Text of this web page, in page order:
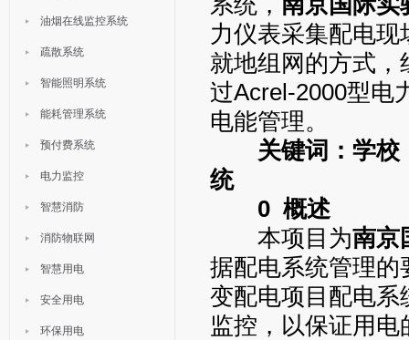
油烟在线监控系统
疏散系统
智能照明系统
能耗管理系统
预付费系统
电力监控
智慧消防
消防物联网
智慧用电
安全用电
环保用电
力仪表采集配电
就地组网的方式
过Acrel-2000型电
电能管理。
关键词： 学校
统
0 概述
本项目为南京
据配电系统管理的
变配电项目配电
监控，以保证用